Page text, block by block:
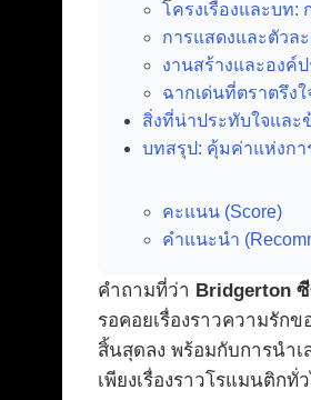
โครงเรื่องและบท:
การแสดงและตัวล
งานสร้างและองค์
ฉากเด่นที่ตราตรึงใ
สิ่งที่น่าประทับใจและ
บทสรุป: คุ้มค่าแห่งกา
คะแนน (Score)
คำแนะนำ
คำถามที่ว่า Bridgerton
รอคอยเรื่องราวความรัก
สิ้นสุดลง พร้อมกับการนำ
เพียงเรื่องราวโรแมนติก